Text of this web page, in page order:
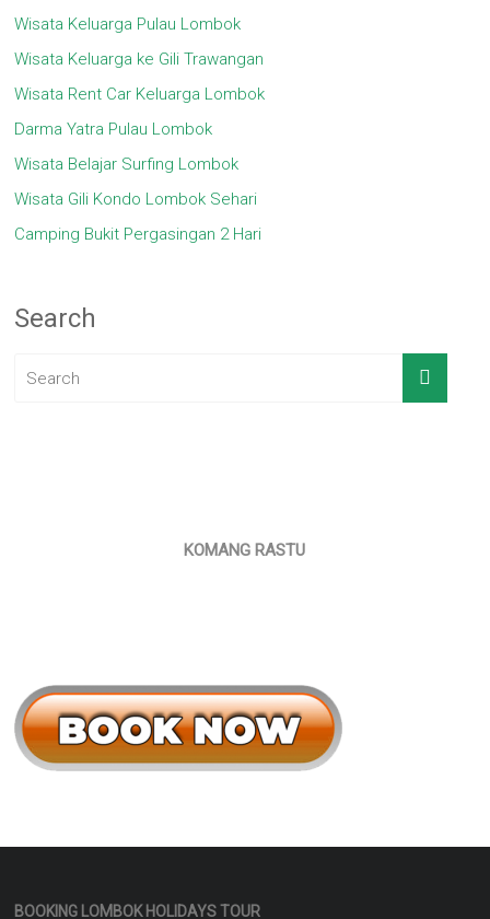
Wisata Keluarga Pulau Lombok
Wisata Keluarga ke Gili Trawangan
Wisata Rent Car Keluarga Lombok
Darma Yatra Pulau Lombok
Wisata Belajar Surfing Lombok
Wisata Gili Kondo Lombok Sehari
Camping Bukit Pergasingan 2 Hari
Search
KOMANG RASTU
BOOKING LOMBOK HOLIDAYS TOUR